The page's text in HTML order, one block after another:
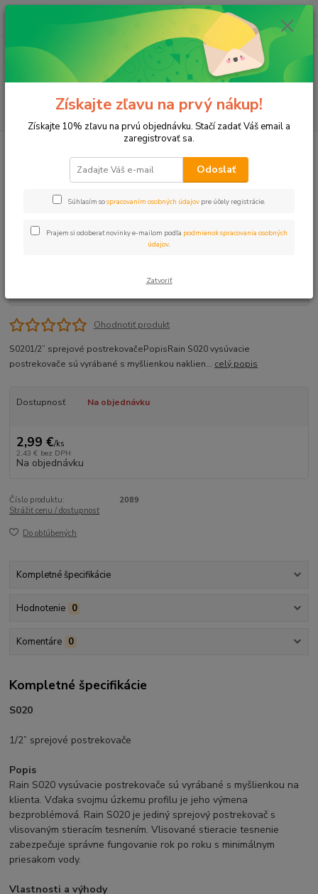
Menu
(Po-Pia, 8-17 hod.)
ks
za0 €
Postrekovač RN S020-2 8A 2,7m 5cm
Postrekovač RN S020-2 8A 2,7m
Ohodnotiť produkt
S0201/2” sprejové postrekovačePopisRain S020 vysúvacie
postrekovače sú vyrábané s myšlienkou naklien... celý popis
Dostupnosť Na objednávku
2,99 €/ks
2,43 € bez DPH
Na objednávku
Číslo produktu:
2089
Strážiť cenu / dostupnosť
Do obľúbených
Kompletné špecifikácie
Hodnotenie 0
Komentáre 0
Kompletné špecifikácie
S020
1/2” sprejové postrekovače
Popis
Rain S020 vysúvacie postrekovače sú vyrábané s myšlienkou na
klienta. Vďaka svojmu úzkemu profilu je jeho výmena
bezproblémová. Rain S020 je jediný sprejový postrekovač s
vlisovaným stieracím tesnením. Vlisované stieracie tesnenie
zabezpečuje správne fungovanie rok po roku s minimálnym
priesakom vody.
Vlastnosti a výhody
Získajte zľavu na prvý nákup!
Získajte 10% zľavu na prvú objednávku. Stačí zadať Váš email a
zaregistrovať sa.
Odoslať
Súhlasím sospracovaním osobných údajov pre účely registrácie.
Prajem si odoberať novinky e-mailom podľa podmienok spracovania osobných
údajov
Zatvoriť